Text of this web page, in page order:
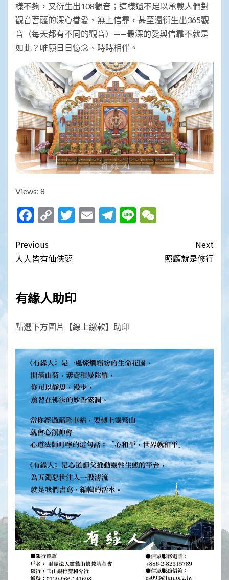
樣不夠，又衍生出108觀音；這樣還不足以承載人們對
觀音菩薩的深心眷愛、無上信靠，甚至還衍生出365觀
音（每天都有不同的觀音）——最深的愛與信靠不就是
如此？唯願日日憶念、時時相伴。
Views: 8
Facebook
Copy
Link
Twitter
EmailTelegram
Line
Post
navigation
Previous
人人皆有仙俠夢
Next
照顧就是修行
有緣人助印
點選下方圖片【線上繳款】助印